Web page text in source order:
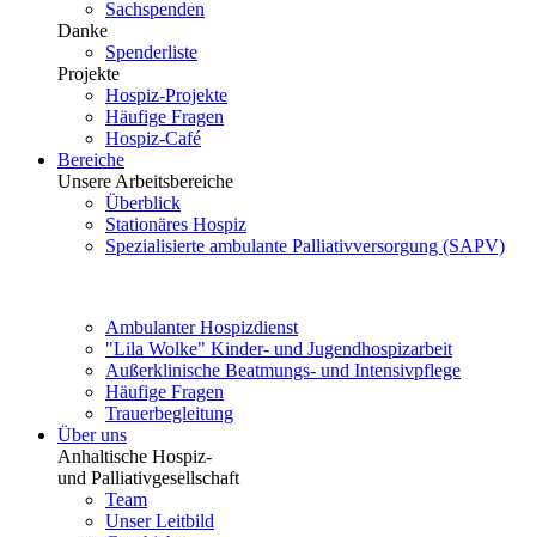
Sachspenden
Danke
Spenderliste
Projekte
Hospiz-Projekte
Häufige Fragen
Hospiz-Café
Bereiche
Unsere Arbeitsbereiche
Überblick
Stationäres Hospiz
Spezialisierte ambulante Palliativversorgung (SAPV)
Ambulanter Hospizdienst
"Lila Wolke" Kinder- und Jugendhospizarbeit
Außerklinische Beatmungs- und Intensivpflege
Häufige Fragen
Trauerbegleitung
Über uns
Anhaltische Hospiz-
und Palliativgesellschaft
Team
Unser Leitbild